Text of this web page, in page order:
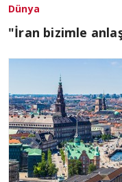
Dünya
"İran bizimle